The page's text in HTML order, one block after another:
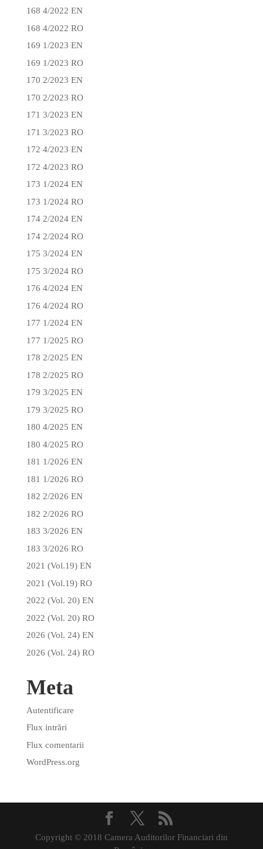
168 4/2022 EN
168 4/2022 RO
169 1/2023 EN
169 1/2023 RO
170 2/2023 EN
170 2/2023 RO
171 3/2023 EN
171 3/2023 RO
172 4/2023 EN
172 4/2023 RO
173 1/2024 EN
173 1/2024 RO
174 2/2024 EN
174 2/2024 RO
175 3/2024 EN
175 3/2024 RO
176 4/2024 EN
176 4/2024 RO
177 1/2024 EN
177 1/2025 RO
178 2/2025 EN
178 2/2025 RO
179 3/2025 EN
179 3/2025 RO
180 4/2025 EN
180 4/2025 RO
181 1/2026 EN
181 1/2026 RO
182 2/2026 EN
182 2/2026 RO
183 3/2026 EN
183 3/2026 RO
2021 (Vol.19) EN
2021 (Vol.19) RO
2022 (Vol. 20) EN
2022 (Vol. 20) RO
2026 (Vol. 24) EN
2026 (Vol. 24) RO
Meta
Autentificare
Flux intrări
Flux comentarii
WordPress.org
Copyright © 2018 Camera Auditorilor Financiari din